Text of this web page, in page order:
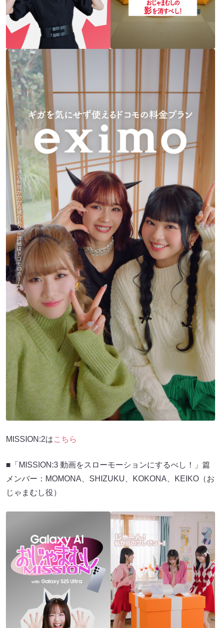
MISSION:2はこちら
■「MISSION:3 動画をスローモーションにするべし！」篇
メンバー：MOMONA、SHIZUKU、KOKONA、KEIKO（お
じゃまむし役）